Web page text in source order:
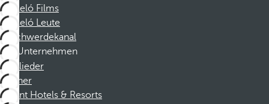
Barceló Films
Barceló Leute
Beschwerdekanal
Unternehmen
Mitglieder
Partner
Dorint Hotels & Resorts